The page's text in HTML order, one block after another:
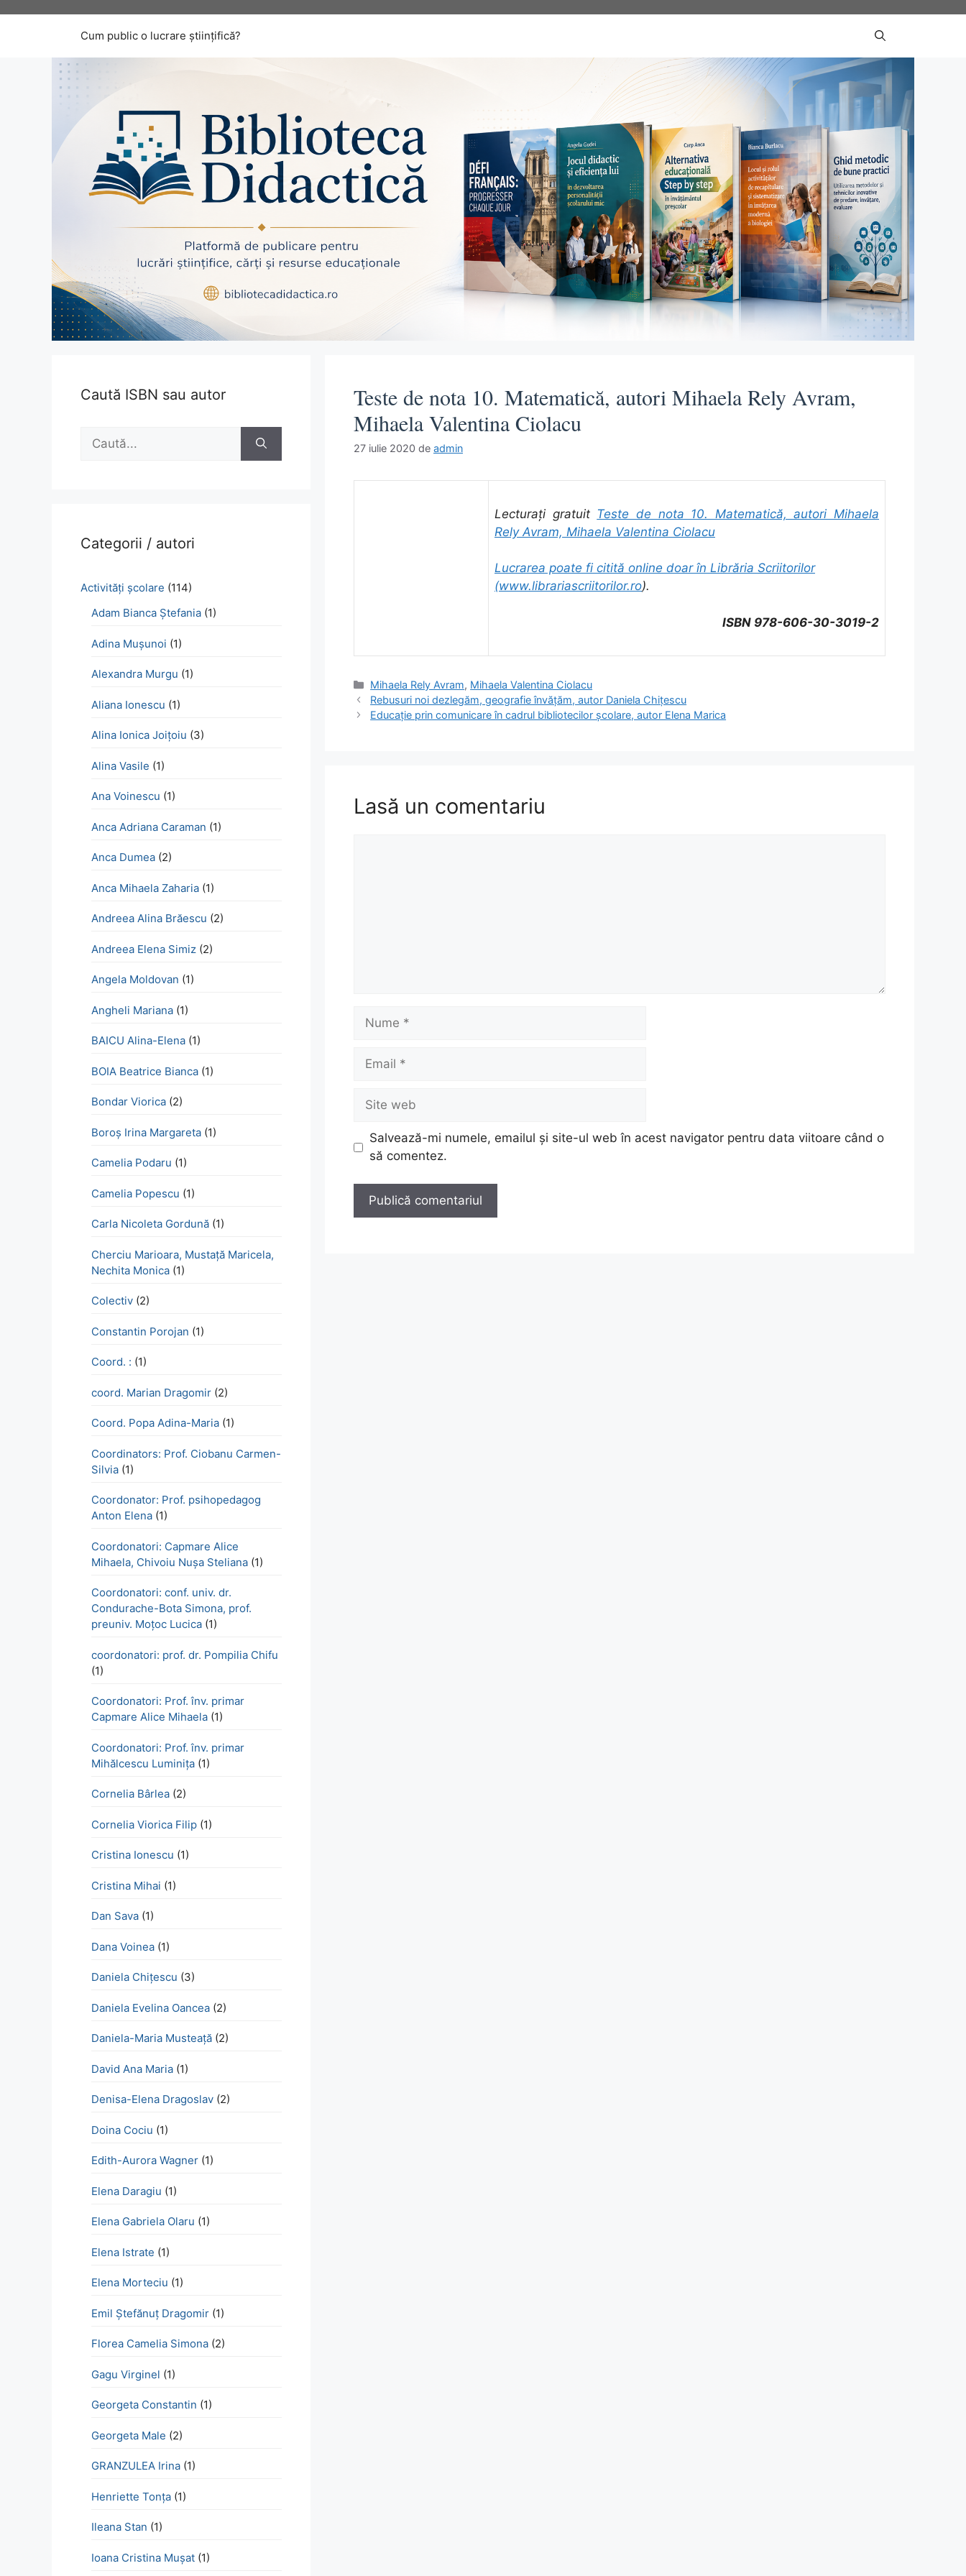
Cum public o lucrare științifică?
Teste de nota 10. Matematică, autori Mihaela Rely Avram,
Mihaela Valentina Ciolacu
27 iulie 2020 de admin
Lecturați gratuit Teste de nota 10. Matematică, autori Mihaela
Rely Avram, Mihaela Valentina Ciolacu
Lucrarea poate fi citită online doar în Librăria Scriitorilor
(www.librariascriitorilor.ro).
ISBN 978-606-30-3019-2
Categorii
Mihaela Rely Avram, Mihaela Valentina Ciolacu
Rebusuri noi dezlegăm, geografie învățăm, autor Daniela Chițescu
Educaţie prin comunicare în cadrul bibliotecilor şcolare, autor Elena Marica
Lasă un comentariu
Nume
Email
Site
web
Salvează-mi numele, emailul și site-ul web în acest navigator pentru data viitoare când o
să comentez.
Caută ISBN sau autor
după:
Categorii / autori
Activităţi şcolare (114)
Adam Bianca Ștefania (1)
Adina Mușunoi (1)
Alexandra Murgu (1)
Aliana Ionescu (1)
Alina Ionica Joițoiu (3)
Alina Vasile (1)
Ana Voinescu (1)
Anca Adriana Caraman (1)
Anca Dumea (2)
Anca Mihaela Zaharia (1)
Andreea Alina Brăescu (2)
Andreea Elena Simiz (2)
Angela Moldovan (1)
Angheli Mariana (1)
BAICU Alina-Elena (1)
BOIA Beatrice Bianca (1)
Bondar Viorica (2)
Boroş Irina Margareta (1)
Camelia Podaru (1)
Camelia Popescu (1)
Carla Nicoleta Gordună (1)
Cherciu Marioara, Mustață Maricela,
Nechita Monica (1)
Colectiv (2)
Constantin Porojan (1)
Coord. : (1)
coord. Marian Dragomir (2)
Coord. Popa Adina-Maria (1)
Coordinators: Prof. Ciobanu Carmen-
Silvia (1)
Coordonator: Prof. psihopedagog
Anton Elena (1)
Coordonatori: Capmare Alice
Mihaela, Chivoiu Nușa Steliana (1)
Coordonatori: conf. univ. dr.
Condurache-Bota Simona, prof.
preuniv. Moțoc Lucica (1)
coordonatori: prof. dr. Pompilia Chifu
(1)
Coordonatori: Prof. înv. primar
Capmare Alice Mihaela (1)
Coordonatori: Prof. înv. primar
Mihălcescu Luminița (1)
Cornelia Bârlea (2)
Cornelia Viorica Filip (1)
Cristina Ionescu (1)
Cristina Mihai (1)
Dan Sava (1)
Dana Voinea (1)
Daniela Chițescu (3)
Daniela Evelina Oancea (2)
Daniela-Maria Musteață (2)
David Ana Maria (1)
Denisa-Elena Dragoslav (2)
Doina Cociu (1)
Edith-Aurora Wagner (1)
Elena Daragiu (1)
Elena Gabriela Olaru (1)
Elena Istrate (1)
Elena Morteciu (1)
Emil Ștefănuț Dragomir (1)
Florea Camelia Simona (2)
Gagu Virginel (1)
Georgeta Constantin (1)
Georgeta Male (2)
GRANZULEA Irina (1)
Henriette Tonţa (1)
Ileana Stan (1)
Ioana Cristina Mușat (1)